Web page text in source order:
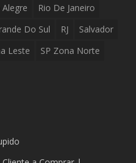
Rio De Janeiro
Do Sul RJ
Salvador
Leste
SP Zona Norte